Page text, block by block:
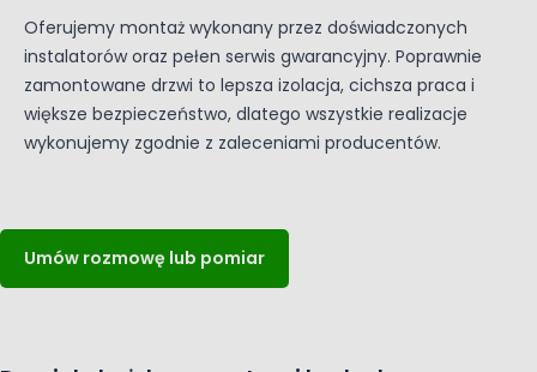
Oferujemy montaż wykonany przez doświadczonych
instalatorów oraz pełen serwis gwarancyjny. Poprawnie
zamontowane drzwi to lepsza izolacja, cichsza praca i
większe bezpieczeństwo, dlatego wszystkie realizacje
wykonujemy zgodnie z zaleceniami producentów.
Umów rozmowę lub pomiar